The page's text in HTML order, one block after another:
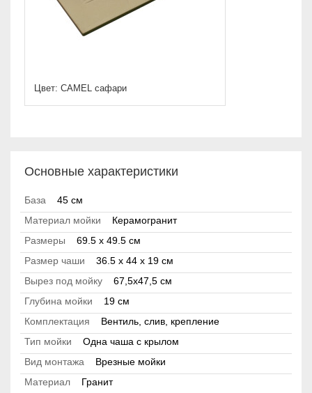
Цвет: CAMEL сафари
Основные характеристики
База
45 см
Материал мойки
Керамогранит
Размеры
69.5 x 49.5 см
Размер чаши
36.5 x 44 x 19 см
Вырез под мойку
67,5x47,5 см
Глубина мойки
19 см
Комплектация
Вентиль, слив, крепление
Тип мойки
Одна чаша с крылом
Вид монтажа
Врезные мойки
Материал
Гранит